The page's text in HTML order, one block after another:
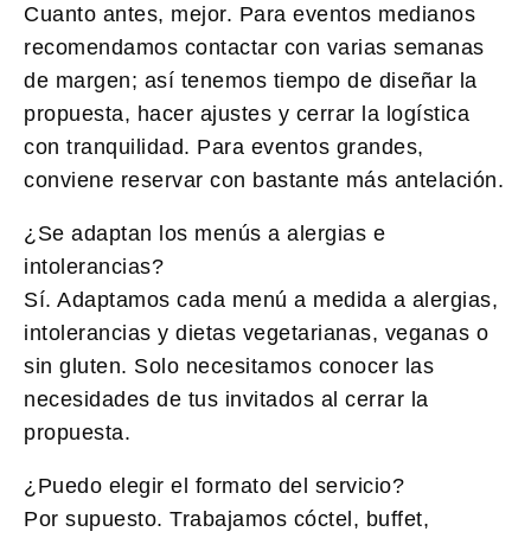
Cuanto antes, mejor. Para eventos medianos
recomendamos contactar con varias semanas
de margen; así tenemos tiempo de diseñar la
propuesta, hacer ajustes y cerrar la logística
con tranquilidad. Para eventos grandes,
conviene reservar con bastante más antelación.
¿Se adaptan los menús a alergias e
intolerancias?
Sí. Adaptamos cada menú a medida a alergias,
intolerancias y dietas vegetarianas, veganas o
sin gluten. Solo necesitamos conocer las
necesidades de tus invitados al cerrar la
propuesta.
¿Puedo elegir el formato del servicio?
Por supuesto. Trabajamos cóctel, buffet,